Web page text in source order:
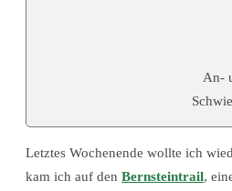
An-
Letztes Wochenende wollte ich
kam ich auf den Bernsteintrail,